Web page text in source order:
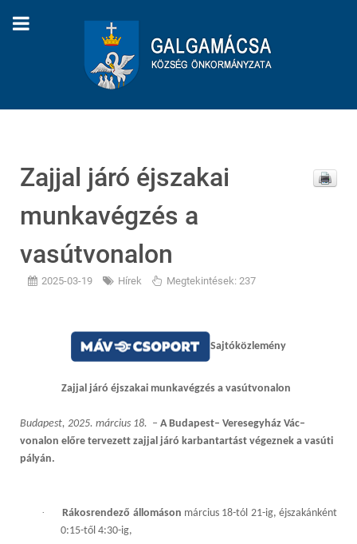
Zajjal járó éjszakai
munkavégzés a
vasútvonalon
2025-03-19 Hírek Megtekintések: 237
Sajtóközlemény
Zajjal járó éjszakai munkavégzés a vasútvonalon
Budapest, 2025. március 18. – A Budapest– Veresegyház Vác–
vonalon előre tervezett zajjal járó karbantartást végeznek a vasúti
pályán.
· Rákosrendező állomáson március 18-tól 21-ig, éjszakánként
0:15-től 4:30-ig,